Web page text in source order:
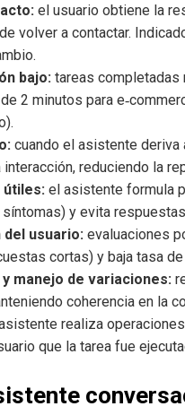
el usuario obtiene la
volver a contactar.
bajo: tareas completadas
2 minutos para
cuando el asistente deriva
reduciendo la
el asistente formula
y evita
usuario: evaluaciones
cortas) y baja tasa
manejo de variaciones:
coherencia en la
realiza
que la tarea fue